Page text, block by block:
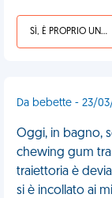
SÌ, È PROPRIO UNA VDM!
Da bebette - 23/03/
Oggi, in bagno,
chewing gum
traiettoria è
si è incollato ai